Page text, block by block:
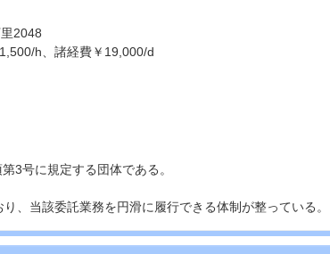
2048
h、諸経費￥19,000/d
3号に規定する団体である。
、当該委託業務を円滑に履行できる体制が整っている。